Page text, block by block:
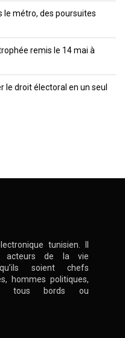
le métro, des poursuites
remis le 14 mai à
le droit électoral en un seul
tunisien. Il
acteurs de la vie
soient chefs
hommes politiques,
tous bords ou